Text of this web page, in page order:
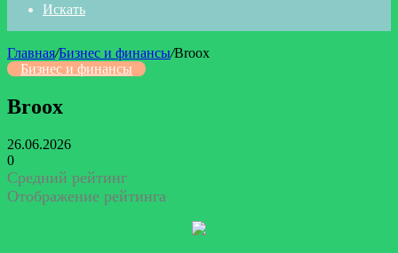
Искать
Главная/Бизнес и финансы/Broox
Бизнес и финансы
Broox
26.06.2026
0
Средний рейтинг
Отображение рейтинга